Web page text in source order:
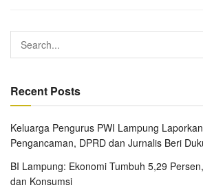
Recent Posts
Keluarga Pengurus PWI Lampung
Pengancaman, DPRD dan Jurnalis Beri
BI Lampung: Ekonomi Tumbuh 5,29
dan Konsumsi